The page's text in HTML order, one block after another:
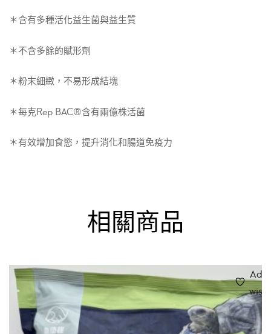
＊含有多種活化益生菌與益生質
＊不含多餘的賦形劑
＊粉末細緻，不易形成結塊
＊每克Rep BAC®含有兩億株活菌
＊有效增加食慾，提升消化和腸道免疫力
相關商品
Add